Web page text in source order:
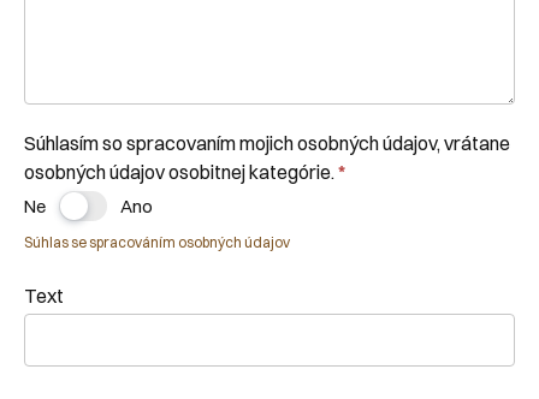
Súhlasím so spracovaním mojich osobných údajov, vrátane
osobných údajov osobitnej kategórie.*
Ne Ano
Súhlas se spracováním osobných údajov
Text